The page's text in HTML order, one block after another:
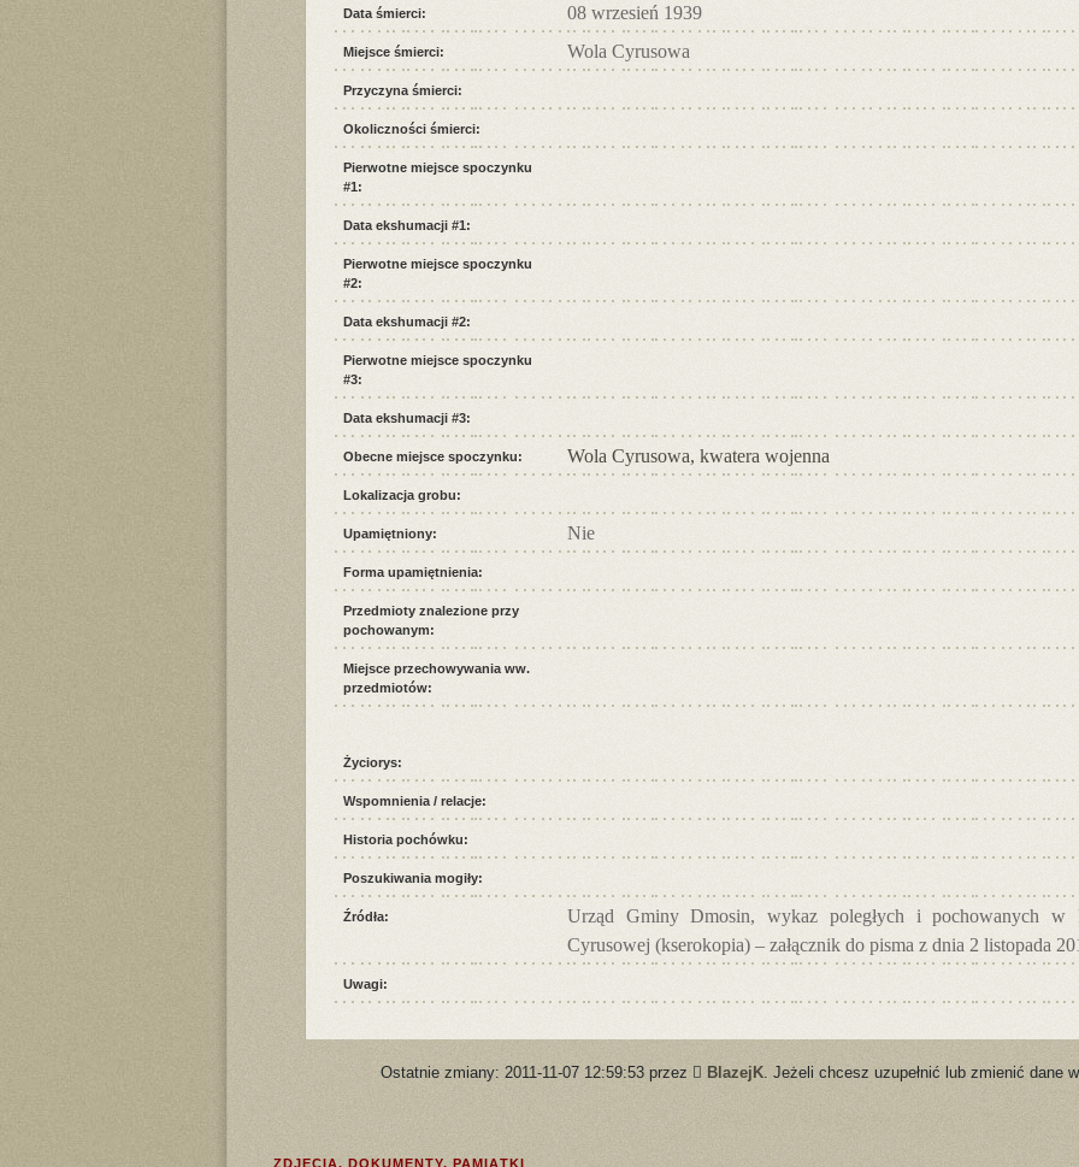
Data śmierci: 08 wrzesień 1939
Miejsce śmierci: Wola Cyrusowa
Przyczyna śmierci:
Okoliczności śmierci:
Pierwotne miejsce spoczynku
#1:
Data ekshumacji #1:
Pierwotne miejsce spoczynku
#2:
Data ekshumacji #2:
Pierwotne miejsce spoczynku
#3:
Data ekshumacji #3:
Obecne miejsce spoczynku: Wola Cyrusowa, kwatera wojenna
Lokalizacja grobu:
Upamiętniony: Nie
Forma upamiętnienia:
Przedmioty znalezione przy
pochowanym:
Miejsce przechowywania ww.
przedmiotów:
Życiorys:
Wspomnienia / relacje:
Historia pochówku:
Poszukiwania mogiły:
Źródła:
Urząd Gminy Dmosin, wykaz poległych i pochowanych
Cyrusowej (kserokopia) – załącznik do pisma z dnia 2 listopada
Uwagi:
Ostatnie zmiany: 2011-11-07 12:59:53 przez BlazejK. Jeżeli chcesz uzupełnić lub zmienić dane
ZDJĘCIA, DOKUMENTY, PAMIĄTKI